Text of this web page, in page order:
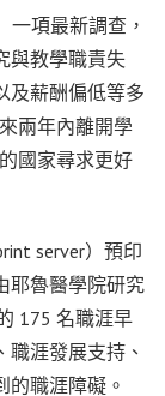
一項最新調查，
與教學職責失
及薪酬偏低等多
兩年內離開學
國家尋求更好
server）預印
耶魯醫學院研究
175 名職涯早
涯發展支持、
的職涯障礙。